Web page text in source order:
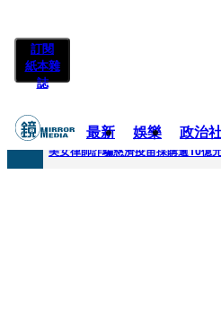
訂閱
紙本雜
誌
最新 娛樂 政治
快訊